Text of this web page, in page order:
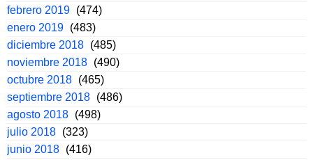
febrero 2019 (474)
enero 2019 (483)
diciembre 2018 (485)
noviembre 2018 (490)
octubre 2018 (465)
septiembre 2018 (486)
agosto 2018 (498)
julio 2018 (323)
junio 2018 (416)